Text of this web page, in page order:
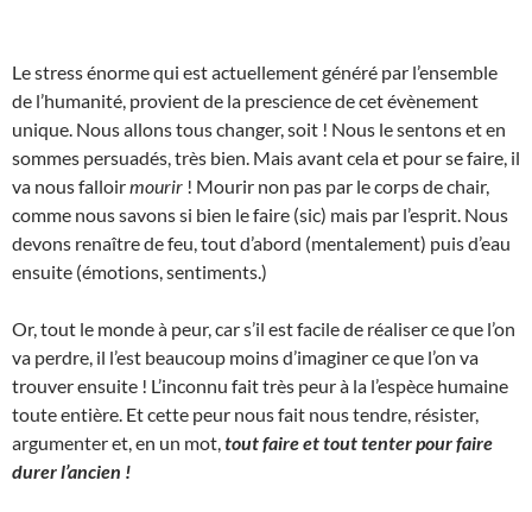
Le stress énorme qui est actuellement généré par l’ensemble
de l’humanité, provient de la prescience de cet évènement
unique. Nous allons tous changer, soit ! Nous le sentons et en
sommes persuadés, très bien. Mais avant cela et pour se faire, il
va nous falloirmourir ! Mourir non pas par le corps de chair,
comme nous savons si bien le faire (sic) mais par l’esprit. Nous
devons renaître de feu, tout d’abord (mentalement) puis d’eau
ensuite (émotions, sentiments.)
Or, tout le monde à peur, car s’il est facile de réaliser ce que l’on
va perdre, il l’est beaucoup moins d’imaginer ce que l’on va
trouver ensuite ! L’inconnu fait très peur à la l’espèce humaine
toute entière. Et cette peur nous fait nous tendre, résister,
argumenter et, en un mot, tout faire et tout tenter pour faire
durer l’ancien !